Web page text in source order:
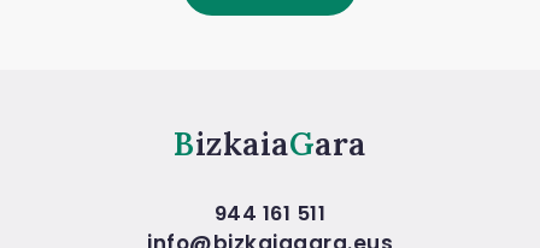
Bizkaia Gara
944 161 511